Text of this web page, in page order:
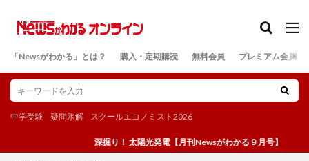
「Newsがわかる」とは？ 購入・定期購読 無料会員 プレミアム会員
中学受験 疑問氷解 スクールエコノミスト2026
深掘り！ 太陽光発電【月刊Newsがわかる９月号】
検索